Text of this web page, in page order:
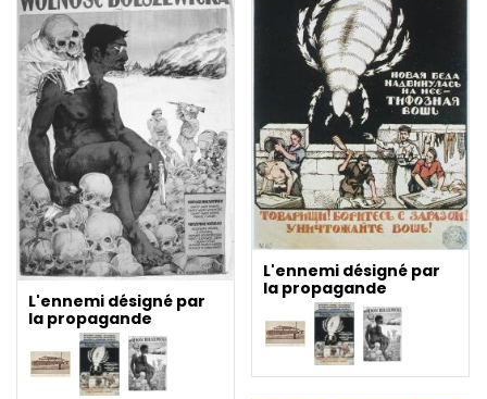
L'ennemi désigné par
la propagande
L'ennemi désigné par
la propagande